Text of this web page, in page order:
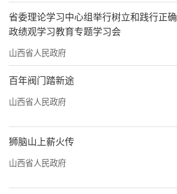
省委理论学习中心组举行树立和践行正确
政绩观学习教育专题学习会
山西省人民政府
百年阀门踏新途
山西省人民政府
狮脑山上薪火传
山西省人民政府